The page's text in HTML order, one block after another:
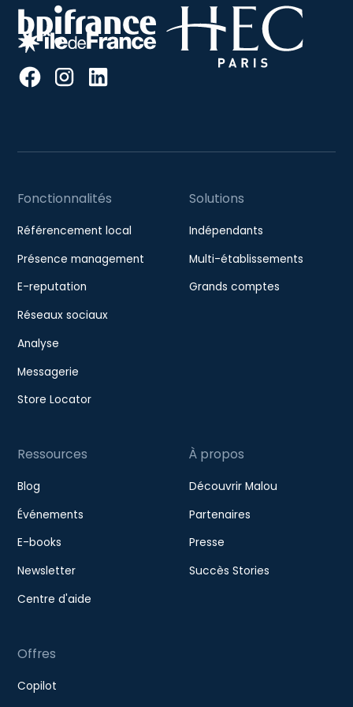
Fonctionnalités
Référencement local
Présence management
E-reputation
Réseaux sociaux
Analyse
Messagerie
Store Locator
Solutions
Indépendants
Multi-établissements
Grands comptes
Ressources
Blog
Événements
E-books
Newsletter
Centre d'aide
À propos
Découvrir Malou
Partenaires
Presse
Succès Stories
Offres
Copilot